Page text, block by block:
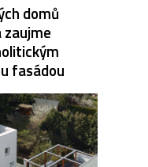
domů
zaujme
fasádou